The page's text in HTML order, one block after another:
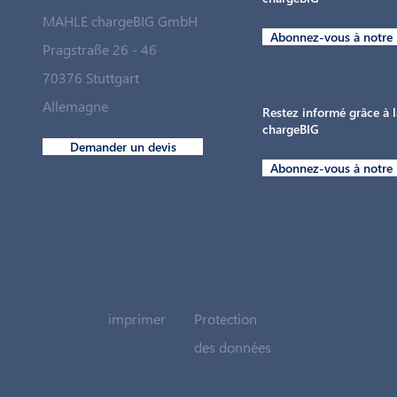
MAHLE chargeBIG GmbH
Pragstraße 26 - 46
70376 Stuttgart
Allemagne
Demander un devis
Abonnez-vous à notre
Restez informé grâce à
chargeBIG
Abonnez-vous à notre
imprimer
Protection
des données